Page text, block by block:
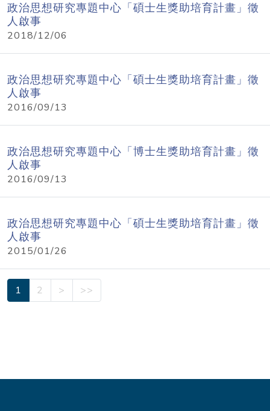
政治思想研究專題中心「碩士生獎助培育計畫」徵
人啟事
2018/12/06
政治思想研究專題中心「碩士生獎助培育計畫」徵
人啟事
2016/09/13
政治思想研究專題中心「博士生獎助培育計畫」徵
人啟事
2016/09/13
政治思想研究專題中心「碩士生獎助培育計畫」徵
人啟事
2015/01/26
1 2 > >>